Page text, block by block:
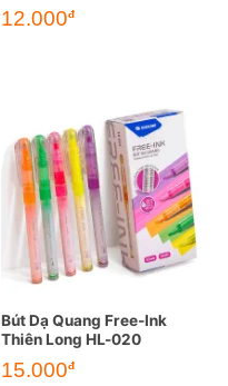
12.000đ
Bút Dạ Quang Free-Ink
Thiên Long HL-020
15.000đ